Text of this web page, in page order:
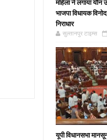
महिला ने लगाया
भाजपा विधायक
निराधार
सुल्तानपुर टाइम्स
यूपी विधानसभा